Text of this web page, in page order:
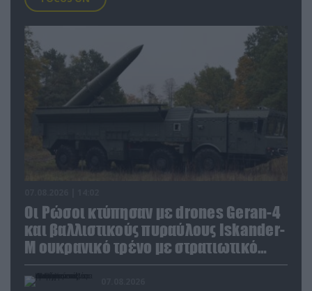
Οι Ρώσοι κτύπησαν με drones Geran-4
και βαλλιστικούς πυραύλους Iskander-
M ουκρανικό τρένο με στρατιωτικό
εξοπλισμό